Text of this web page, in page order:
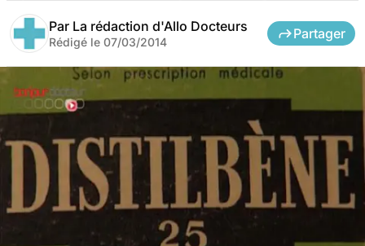
Par La rédaction d'Allo Docteurs
Rédigé le 07/03/2014
Partager